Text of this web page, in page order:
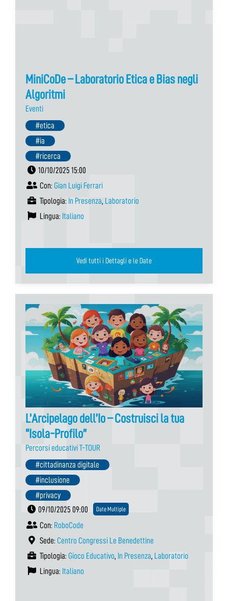
MiniCoDe – Laboratorio Etica e Bias negli
Algoritmi
Eventi
#etica
#ia
#ricerca
10/10/2025 15:00
Con: Gian Luigi Ferrari
Tipologia: In Presenza, Laboratorio
Lingua: Italiano
Vedi tutti i Dettagli e le Date
L’Arcipelago dell’Io – Costruisci la tua
“Isola-Profilo”
Percorsi educativi T-TOUR
#cittadinanza digitale
#inclusione
#privacy
09/10/2025 09:00
Date Multiple
Con: RoboCode
Sede: Centro Congressi Le Benedettine
Tipologia: Gioco Educativo, In Presenza, Laboratorio
Lingua: Italiano